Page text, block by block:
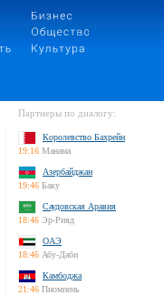
Партнеры по диалогу:
Королевство Бахрейн
19:16 Манама
Азербайджан
19:46 Баку
Саудовская Аравия
18:46 Эр-Рияд
ОАЭ
18:46 Абу-Даби
Камбоджа
21:46 Пномпень